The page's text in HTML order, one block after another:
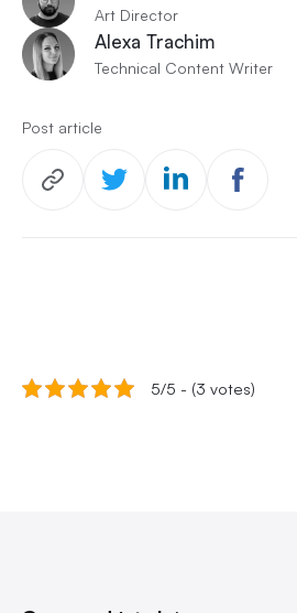
Art Director
Alexa Trachim
Technical Content Writer
Post article
5/5 - (3 votes)